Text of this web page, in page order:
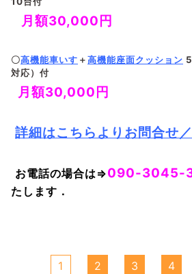
月額30,000円
〇高機能車いす ＋高機能座面クッション
対応）付
月額30,000円
詳細はこちらよりお問合せ
お電話の場合は⇒090-3045-
たします．
1 2 3 4